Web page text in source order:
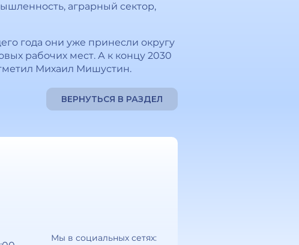
аграрный сектор,
года они уже принесли округу
рабочих мест. А к концу 2030
Михаил Мишустин.
ВЕРНУТЬСЯ В РАЗДЕЛ
Мы в социальных сетях: